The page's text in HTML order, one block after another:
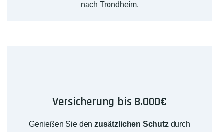
nach Trondheim.
Versicherung bis 8.000€
Genießen Sie den zusätzlichen Schutz durch